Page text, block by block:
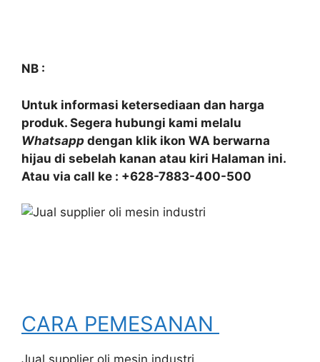
NB :
Untuk informasi ketersediaan dan harga
produk. Segera hubungi kami melalu
Whatsapp dengan klik ikon WA berwarna
hijau di sebelah kanan atau kiri Halaman ini.
Atau via call ke : +628-7883-400-500
CARA PEMESANAN
Jual supplier oli mesin industri